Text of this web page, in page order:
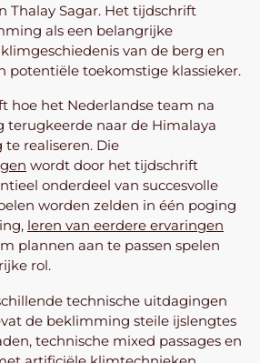
Thalay Sagar. Het tijdschrift
als een belangrijke
van de berg en
potentiële toekomstige klassieker.
hoe het Nederlandse team na
terugkeerde naar de Himalaya
realiseren. Die
wordt door het tijdschrift
onderdeel van succesvolle
worden zelden in één poging
leren van eerdere ervaringen
plannen aan te passen spelen
rol.
technische uitdagingen
de beklimming steile ijslengtes
technische mixed passages en